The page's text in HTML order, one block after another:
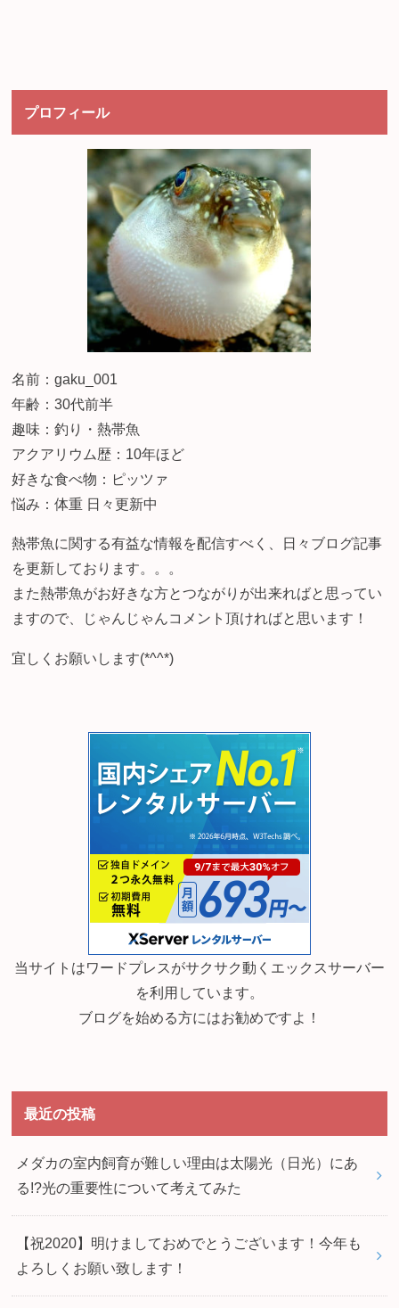
プロフィール
名前：gaku_001
年齢：30代前半
趣味：釣り・熱帯魚
アクアリウム歴：10年ほど
好きな食べ物：ピッツァ
悩み：体重 日々更新中
熱帯魚に関する有益な情報を配信すべく、日々ブログ記事
を更新しております。。。
また熱帯魚がお好きな方とつながりが出来ればと思ってい
ますので、じゃんじゃんコメント頂ければと思います！
宜しくお願いします(*^^*)
当サイトはワードプレスがサクサク動くエックスサーバー
を利用しています。
ブログを始める方にはお勧めですよ！
最近の投稿
メダカの室内飼育が難しい理由は太陽光（日光）にあ
る!?光の重要性について考えてみた
【祝2020】明けましておめでとうございます！今年も
よろしくお願い致します！